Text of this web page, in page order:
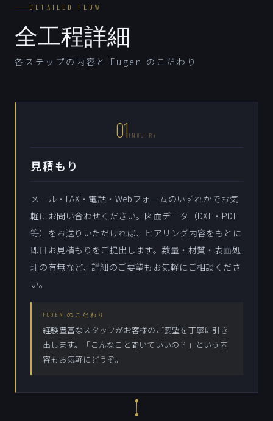
DETAILED FLOW
全工程詳細
各ステップの内容と Fugen のこだわり
01 INQUIRY
見積もり
メール・FAX・電話・Webフォームのいずれかでお気
軽にお問い合わせください。図面データ（DXF・PDF
等）をお送りいただければ、ヒアリング内容をもとに
即日お見積もりをご提出します。数量・材質・表面処
理の有無など、詳細のご要望もお気軽にご相談くださ
い。
FUGEN のこだわり
経験豊富なスタッフがお客様のご要望を丁寧に引き
出します。「こんなこと聞いていいの？」という内
容もお気軽にどうぞ。